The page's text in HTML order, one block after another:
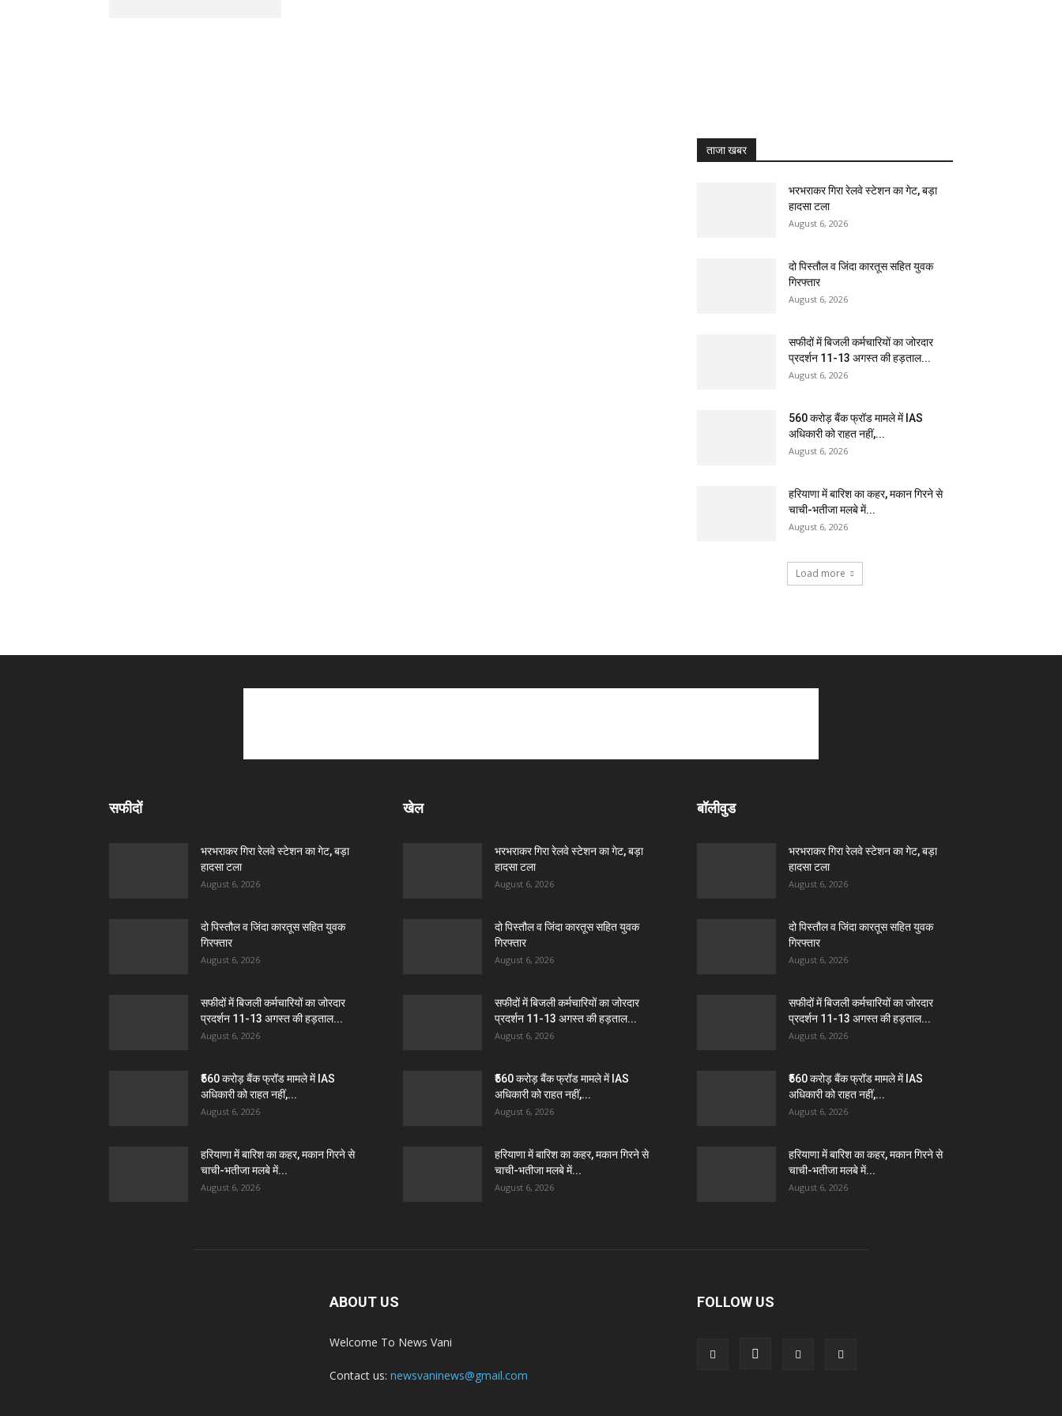
ताजा खबर
भरभराकर गिरा रेलवे स्टेशन का गेट, बड़ा
हादसा टला
August 6, 2026
दो पिस्तौल व जिंदा कारतूस सहित युवक
गिरफ्तार
August 6, 2026
सफीदों में बिजली कर्मचारियों का जोरदार
प्रदर्शन 11-13 अगस्त की हड़ताल...
August 6, 2026
₹560 करोड़ बैंक फ्रॉड मामले में IAS
अधिकारी को राहत नहीं,...
August 6, 2026
हरियाणा में बारिश का कहर, मकान गिरने से
चाची-भतीजा मलबे में...
August 6, 2026
Load more
सफीदों
भरभराकर गिरा रेलवे स्टेशन का गेट, बड़ा
हादसा टला
August 6, 2026
दो पिस्तौल व जिंदा कारतूस सहित युवक
गिरफ्तार
August 6, 2026
सफीदों में बिजली कर्मचारियों का जोरदार
प्रदर्शन 11-13 अगस्त की हड़ताल...
August 6, 2026
₹560 करोड़ बैंक फ्रॉड मामले में IAS
अधिकारी को राहत नहीं,...
August 6, 2026
हरियाणा में बारिश का कहर, मकान गिरने से
चाची-भतीजा मलबे में...
August 6, 2026
खेल
भरभराकर गिरा रेलवे स्टेशन का गेट, बड़ा
हादसा टला
August 6, 2026
दो पिस्तौल व जिंदा कारतूस सहित युवक
गिरफ्तार
August 6, 2026
सफीदों में बिजली कर्मचारियों का जोरदार
प्रदर्शन 11-13 अगस्त की हड़ताल...
August 6, 2026
₹560 करोड़ बैंक फ्रॉड मामले में IAS
अधिकारी को राहत नहीं,...
August 6, 2026
हरियाणा में बारिश का कहर, मकान गिरने से
चाची-भतीजा मलबे में...
August 6, 2026
बॉलीवुड
भरभराकर गिरा रेलवे स्टेशन का गेट, बड़ा
हादसा टला
August 6, 2026
दो पिस्तौल व जिंदा कारतूस सहित युवक
गिरफ्तार
August 6, 2026
सफीदों में बिजली कर्मचारियों का जोरदार
प्रदर्शन 11-13 अगस्त की हड़ताल...
August 6, 2026
₹560 करोड़ बैंक फ्रॉड मामले में IAS
अधिकारी को राहत नहीं,...
August 6, 2026
हरियाणा में बारिश का कहर, मकान गिरने से
चाची-भतीजा मलबे में...
August 6, 2026
ABOUT US
Welcome To News Vani
Contact us: newsvaninews@gmail.com
FOLLOW US